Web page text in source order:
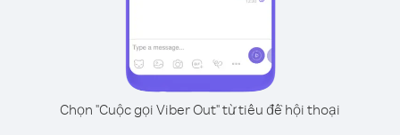
Chọn "Cuộc gọi Viber Out" từ tiêu đề hội thoại